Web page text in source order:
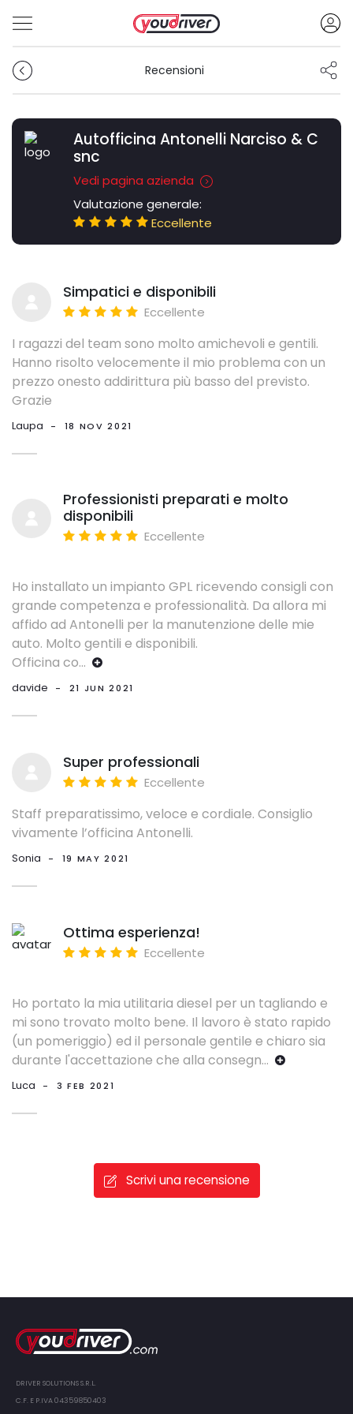
Recensioni
Autofficina Antonelli Narciso & C
snc
Vedi pagina azienda
Valutazione generale:
Eccellente
Simpatici e disponibili
Eccellente
I ragazzi del team sono molto amichevoli e gentili.
Hanno risolto velocemente il mio problema con un
prezzo onesto addirittura più basso del previsto.
Grazie
Laupa - 18 NOV 2021
Professionisti preparati e molto
disponibili
Eccellente
Ho installato un impianto GPL ricevendo consigli con
grande competenza e professionalità. Da allora mi
affido ad Antonelli per la manutenzione delle mie
auto. Molto gentili e disponibili.
Officina co...
davide - 21 JUN 2021
Super professionali
Eccellente
Staff preparatissimo, veloce e cordiale. Consiglio
vivamente l’officina Antonelli.
Sonia - 19 MAY 2021
Ottima esperienza!
Eccellente
Ho portato la mia utilitaria diesel per un tagliando e
mi sono trovato molto bene. Il lavoro è stato rapido
(un pomeriggio) ed il personale gentile e chiaro sia
durante l'accettazione che alla consegn...
Luca - 3 FEB 2021
Scrivi una recensione
DRIVER SOLUTIONS S.R.L.
C.F. E P.IVA 04359850403